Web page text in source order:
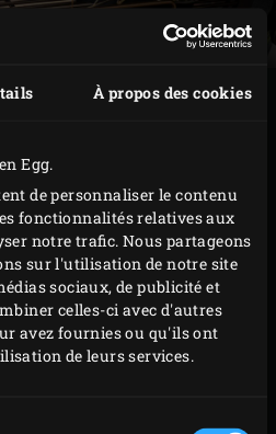
À propos des cookies
Egg.
de personnaliser le contenu
fonctionnalités relatives aux
notre trafic. Nous partageons
sur l'utilisation de notre site
sociaux, de publicité et
celles-ci avec d'autres
avez fournies ou qu'ils ont
de leurs services.
congélateur une heure avant
le charbon de bois dans le Big
chauffer à une température de
en place à l’intérieur.
coupez les avocats en deux
Badigeonnez les moitiés
et mettez-les sur la grille